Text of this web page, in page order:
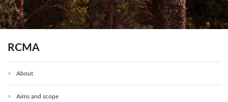
RCMA
About
Aims and scope